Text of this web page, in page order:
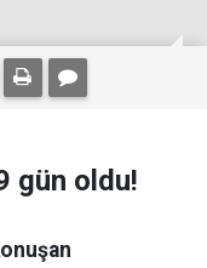
gün oldu!